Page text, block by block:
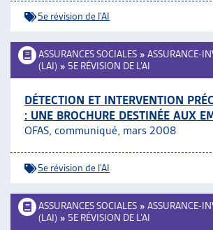
5e révision de l'AI
ASSURANCES SOCIALES » ASSURANCE-
(LAI) » 5E RÉVISION DE L’AI
DÉTECTION ET INTERVENTION
: UNE BROCHURE DESTINÉE AUX
OFAS, communiqué, mars 2008
5e révision de l'AI
ASSURANCES SOCIALES » ASSURANCE-
(LAI) » 5E RÉVISION DE L’AI